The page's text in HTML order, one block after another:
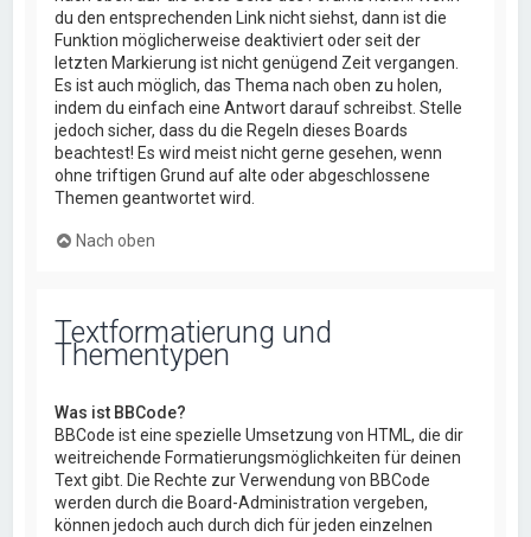
du den entsprechenden Link nicht siehst, dann ist die
Funktion möglicherweise deaktiviert oder seit der
letzten Markierung ist nicht genügend Zeit vergangen.
Es ist auch möglich, das Thema nach oben zu holen,
indem du einfach eine Antwort darauf schreibst. Stelle
jedoch sicher, dass du die Regeln dieses Boards
beachtest! Es wird meist nicht gerne gesehen, wenn
ohne triftigen Grund auf alte oder abgeschlossene
Themen geantwortet wird.
Nach oben
Textformatierung und
Thementypen
Was ist BBCode?
BBCode ist eine spezielle Umsetzung von HTML, die dir
weitreichende Formatierungsmöglichkeiten für deinen
Text gibt. Die Rechte zur Verwendung von BBCode
werden durch die Board-Administration vergeben,
können jedoch auch durch dich für jeden einzelnen